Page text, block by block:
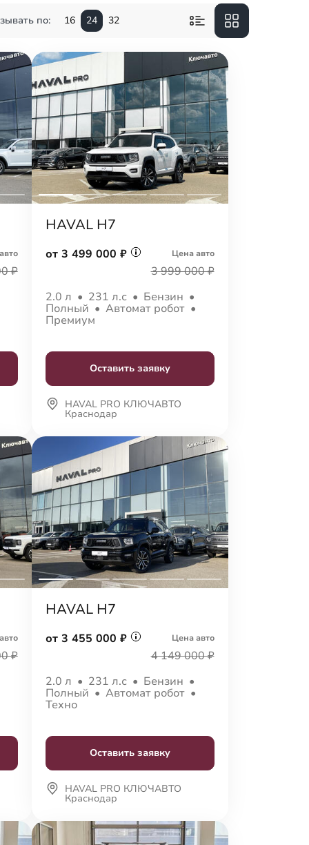
по: 16 24 32
₽
HAVAL H7
от 3 499 000 ₽ Цена авто
3 999 000 ₽
2.0 л • 231 л.с • Бензин •
Полный • Автомат робот •
Премиум
Оставить заявку
HAVAL PRO КЛЮЧАВТО
Краснодар
₽
HAVAL H7
от 3 455 000 ₽ Цена авто
4 149 000 ₽
2.0 л • 231 л.с • Бензин •
Полный • Автомат робот •
Техно
Оставить заявку
HAVAL PRO КЛЮЧАВТО
Краснодар